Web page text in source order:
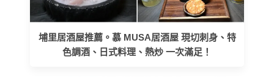
埔里居酒屋推薦。慕 MUSA居酒屋 現切刺身、特
色調酒、日式料理、熱炒 一次滿足！